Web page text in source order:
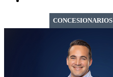
CONCESIONARIOS